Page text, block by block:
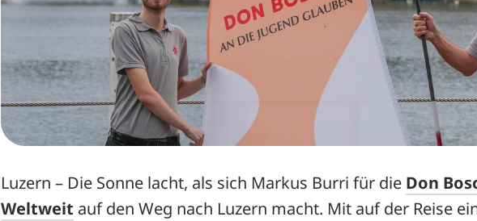
Luzern – Die Sonne lacht, als sich Markus Burri für die Don
Weltweit auf den Weg nach Luzern macht. Mit auf der Reise